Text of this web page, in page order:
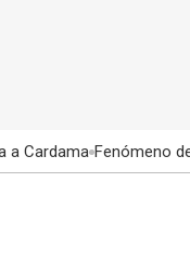
a Cardama Fenómeno